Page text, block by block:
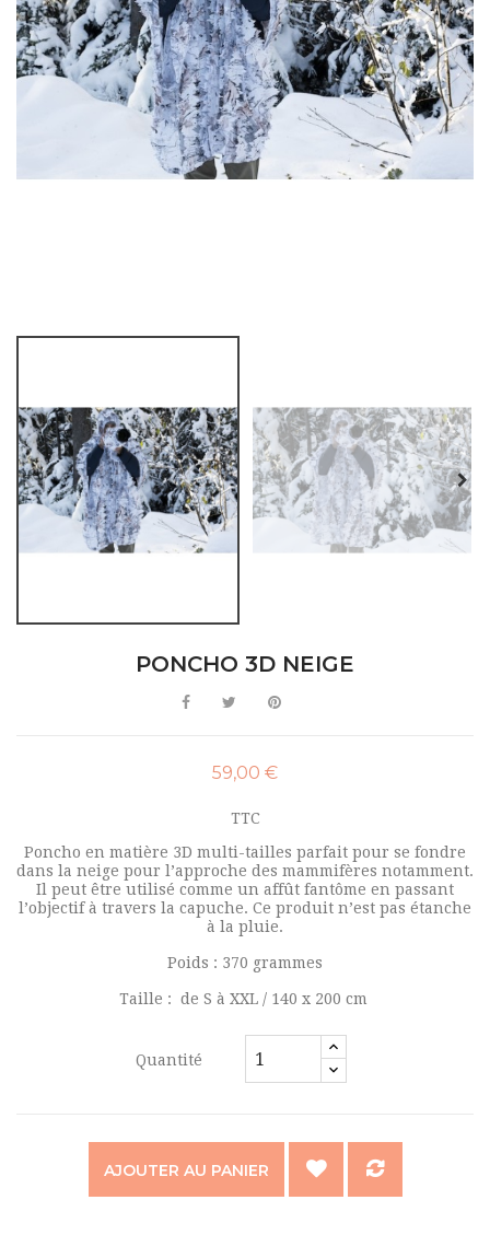
PONCHO 3D NEIGE
59,00 €
TTC
Poncho en matière 3D multi-tailles parfait pour se fondre
dans la neige pour l’approche des mammifères notamment.
Il peut être utilisé comme un affût fantôme en passant
l’objectif à travers la capuche. Ce produit n’est pas étanche
à la pluie.
Poids : 370 grammes
Taille : de S à XXL / 140 x 200 cm
Quantité
AJOUTER AU PANIER